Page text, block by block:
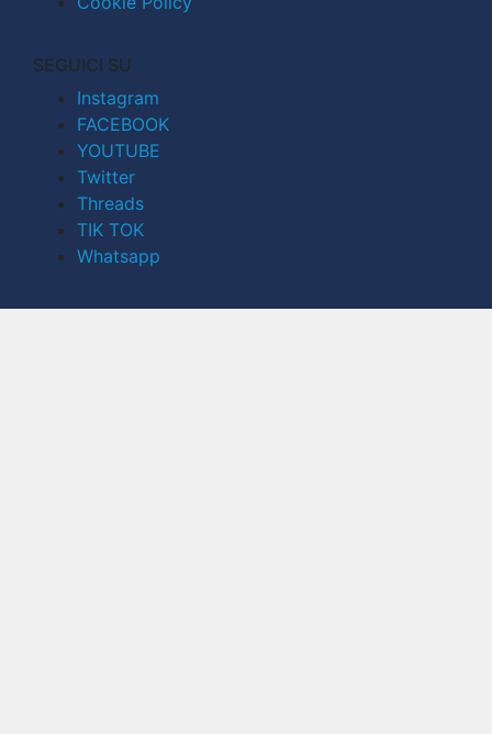
SEGUICI SU
Instagram
FACEBOOK
YOUTUBE
Twitter
Threads
TIK TOK
Whatsapp